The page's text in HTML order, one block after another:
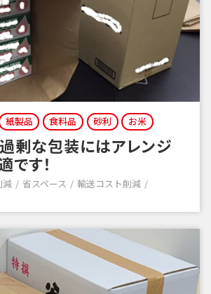
紙製品 食料品 砂利 お米
剰な包装にはアレンジ
です！
減 省スペース
輸送コスト削減